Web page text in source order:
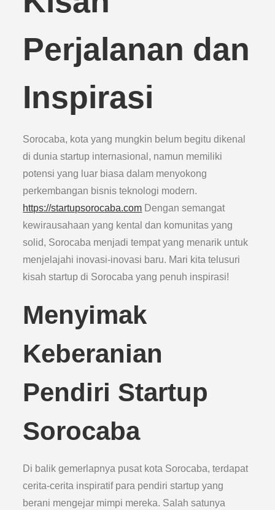
Perjalanan dan
Inspirasi
Sorocaba, kota yang mungkin belum begitu dikenal
di dunia startup internasional, namun memiliki
potensi yang luar biasa dalam menyokong
perkembangan bisnis teknologi modern.
https://startupsorocaba.com Dengan semangat
kewirausahaan yang kental dan komunitas yang
solid, Sorocaba menjadi tempat yang menarik untuk
menjelajahi inovasi-inovasi baru. Mari kita telusuri
kisah startup di Sorocaba yang penuh inspirasi!
Menyimak
Keberanian
Pendiri Startup
Sorocaba
Di balik gemerlapnya pusat kota Sorocaba, terdapat
cerita-cerita inspiratif para pendiri startup yang
berani mengejar mimpi mereka. Salah satunya